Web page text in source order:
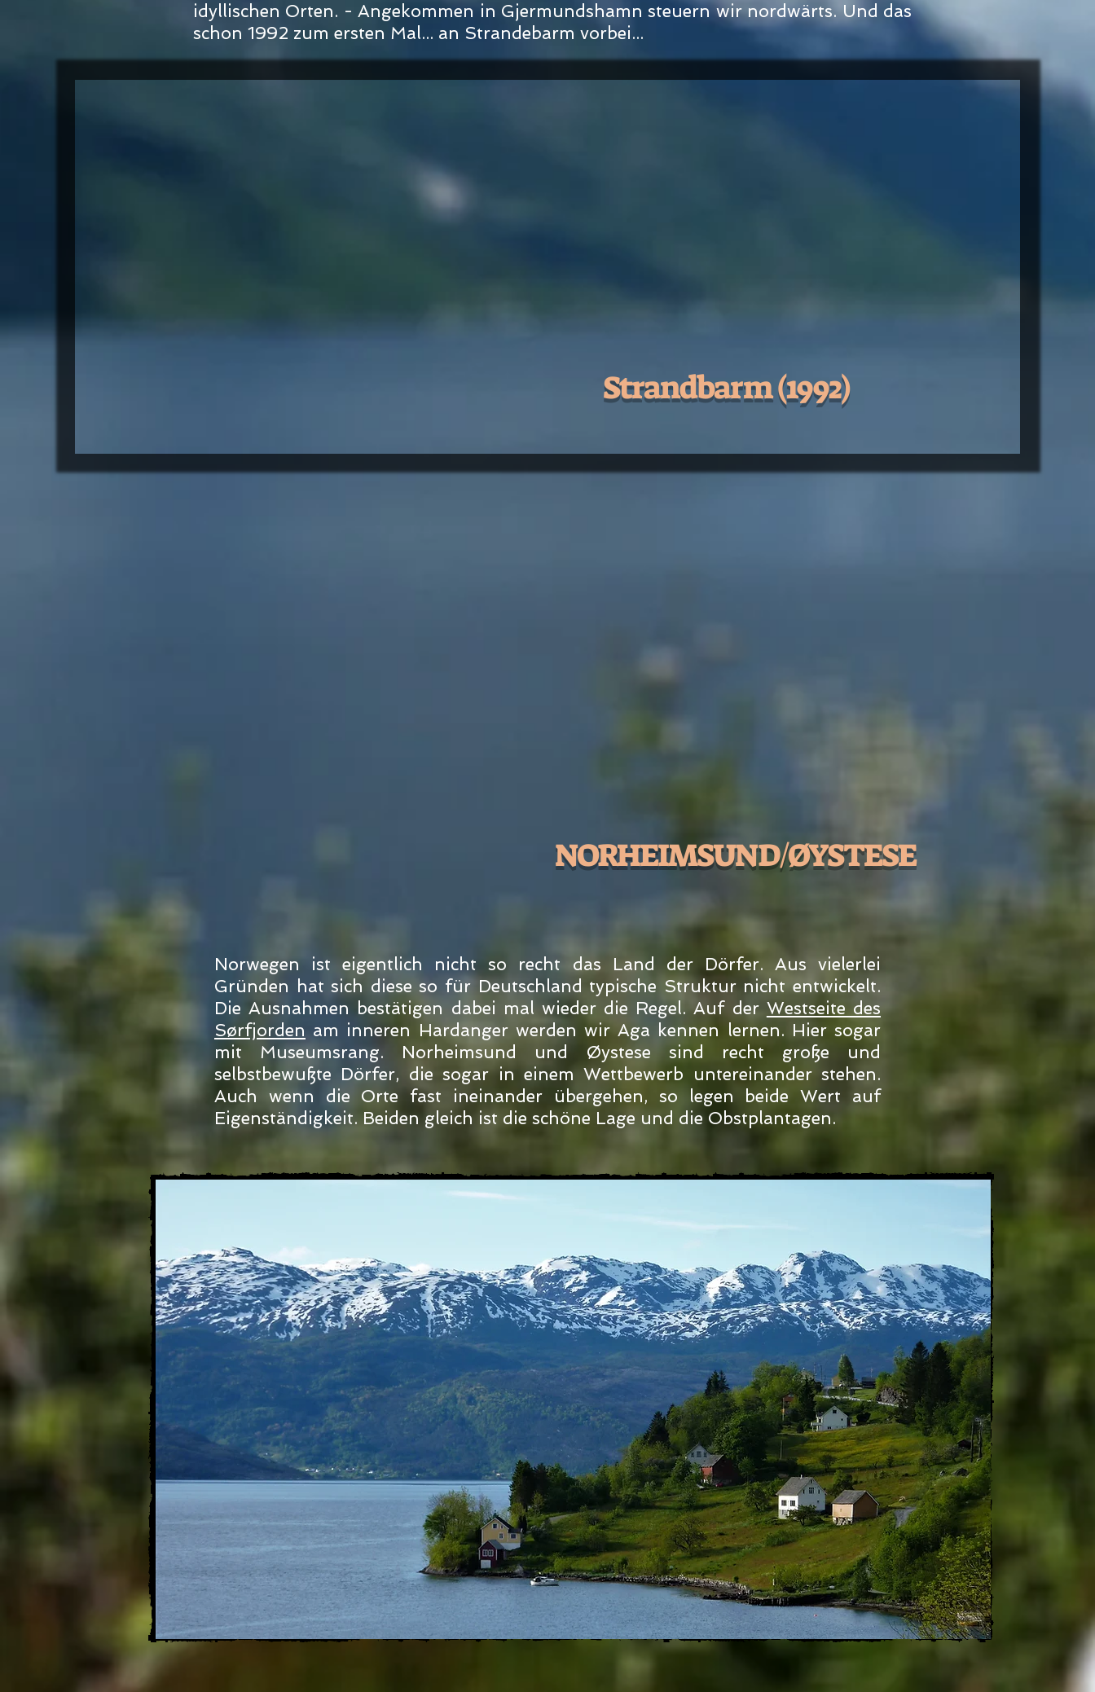
idyllischen Orten. - Angekommen in Gjermundshamn steuern wir nordwärts. Und das
schon 1992 zum ersten Mal... an Strandebarm vorbei...
NORHEIMSUND/ØYSTESE
Strandbarm (1992)
Norwegen ist eigentlich nicht so recht das Land der Dörfer. Aus vielerlei
Gründen hat sich diese so für Deutschland typische Struktur nicht entwickelt.
Die Ausnahmen bestätigen dabei mal wieder die Regel. Auf der Westseite des
Sørfjorden am inneren Hardanger werden wir Aga kennen lernen. Hier sogar
mit Museumsrang. Norheimsund und Øystese sind recht große und
selbstbewußte Dörfer, die sogar in einem Wettbewerb untereinander stehen.
Auch wenn die Orte fast ineinander übergehen, so legen beide Wert auf
Eigenständigkeit. Beiden gleich ist die schöne Lage und die Obstplantagen.